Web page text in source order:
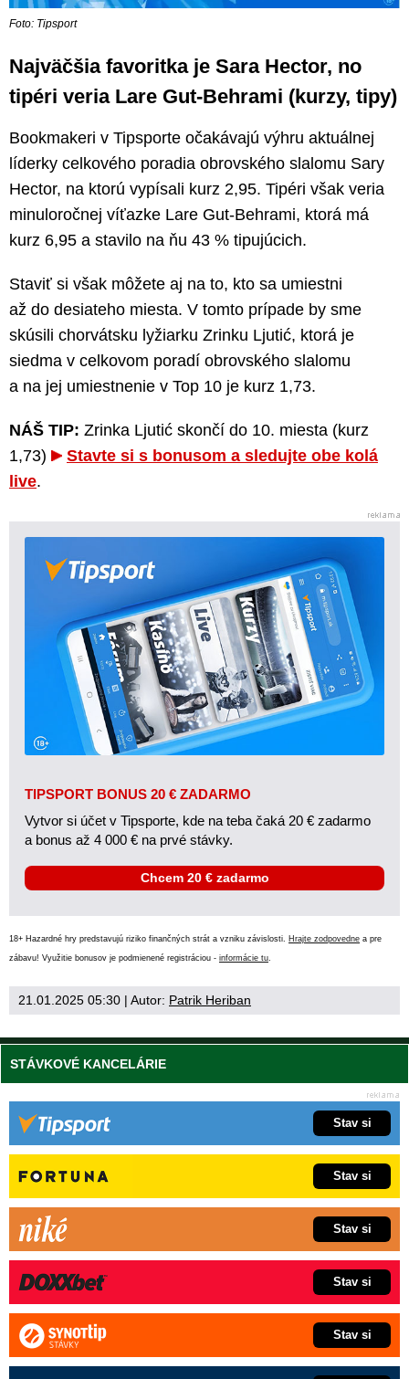
Foto: Tipsport
Najväčšia favoritka je Sara Hector, no
tipéri veria Lare Gut-Behrami (kurzy, tipy)
Bookmakeri v Tipsporte očakávajú výhru aktuálnej
líderky celkového poradia obrovského slalomu Sary
Hector, na ktorú vypísali kurz 2,95. Tipéri však veria
minuloročnej víťazke Lare Gut-Behrami, ktorá má
kurz 6,95 a stavilo na ňu 43 % tipujúcich.
Staviť si však môžete aj na to, kto sa umiestni
až do desiateho miesta. V tomto prípade by sme
skúsili chorvátsku lyžiarku Zrinku Ljutić, ktorá je
siedma v celkovom poradí obrovského slalomu
a na jej umiestnenie v Top 10 je kurz 1,73.
NÁŠ TIP: Zrinka Ljutić skončí do 10. miesta (kurz
1,73)
Stavte si s bonusom a sledujte obe kolá
live.
TIPSPORT BONUS 20 € ZADARMO
Vytvor si účet v Tipsporte, kde na teba čaká 20 € zadarmo
a bonus až 4 000 € na prvé stávky.
Chcem 20 € zadarmo
18+ Hazardné hry predstavujú riziko finančných strát a vzniku závislosti. Hrajte zodpovedne a pre
zábavu! Využitie bonusov je podmienené registráciou - informácie tu
21.01.2025 05:30 | Autor: Patrik Heriban
STÁVKOVÉ KANCELÁRIE
Stav si
Stav si
Stav si
Stav si
Stav si